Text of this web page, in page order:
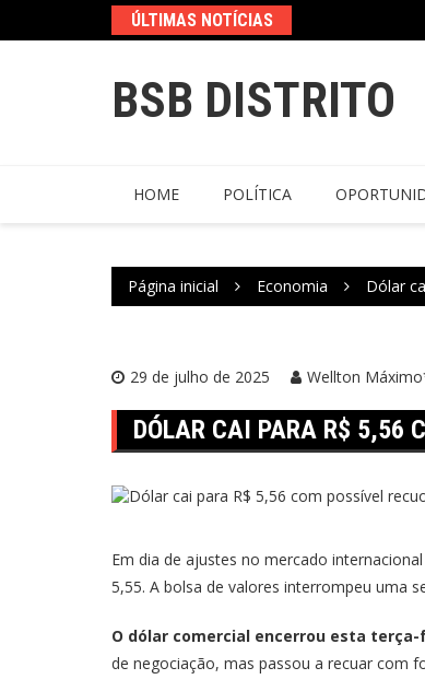
ÚLTIMAS NOTÍCIAS
BSB DISTRITO
HOME POLÍTICA
Página inicial Economia Dólar
29 de julho de 2025 Wellton
DÓLAR CAI PARA R$ 5,56
Em dia de ajustes no mercado
5,55. A bolsa de valores interrompeu uma
O dólar comercial encerrou esta terça-
de negociação, mas passou a recuar com